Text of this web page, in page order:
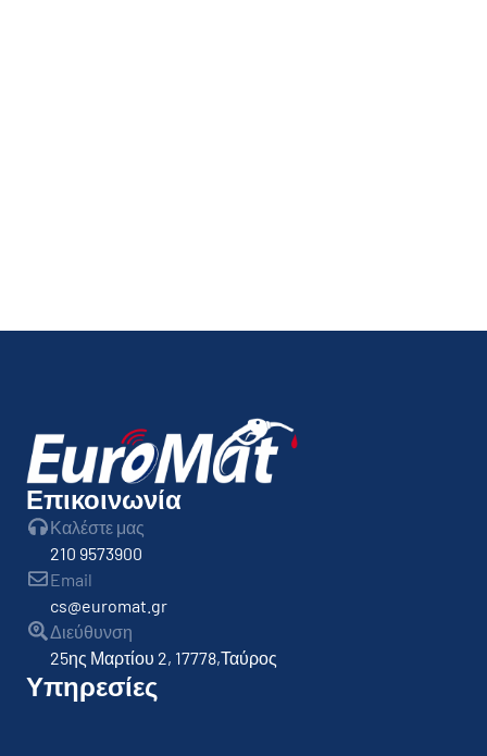
Επικοινωνία
Καλέστε μας
210 9573900
Email
cs@euromat.gr
Διεύθυνση
25ης Μαρτίου 2, 17778,Ταύρος
Υπηρεσίες